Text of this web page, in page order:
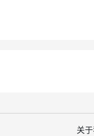
关